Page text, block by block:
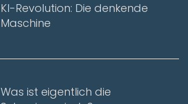
KI-Revolution: Die denkende
Maschine
Was ist eigentlich die